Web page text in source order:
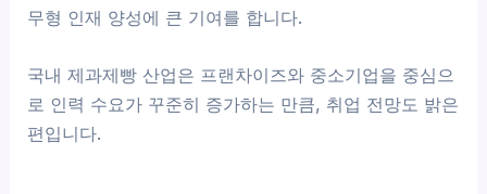
무형 인재 양성에 큰 기여를 합니다.
국내 제과제빵 산업은 프랜차이즈와 중소기업을 중심으
로 인력 수요가 꾸준히 증가하는 만큼, 취업 전망도 밝은
편입니다.